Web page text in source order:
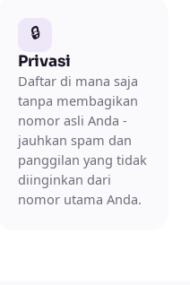
🔒
Privasi
Daftar di mana saja
tanpa membagikan
nomor asli Anda -
jauhkan spam dan
panggilan yang tidak
diinginkan dari
nomor utama Anda.